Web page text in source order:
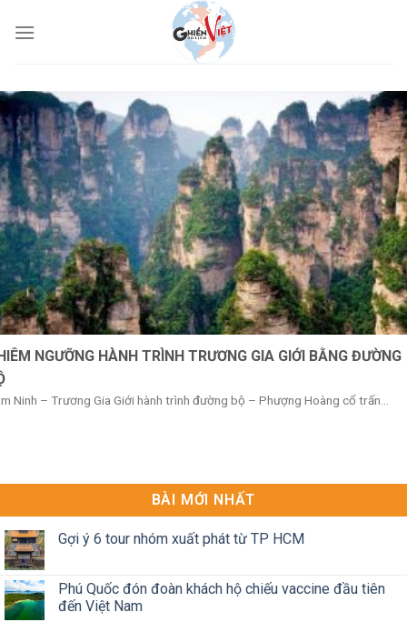
NGƯỠNG HÀNH TRÌNH TRƯƠNG GIA GIỚI BẰNG ĐƯỜNG
Ninh – Trương Gia Giới hành trình đường bộ – Phượng Hoàng cổ trấn...
BÀI MỚI NHẤT
Gợi ý 6 tour nhóm xuất phát từ TP HCM
Phú Quốc đón đoàn khách hộ chiếu vaccine đầu tiên
đến Việt Nam